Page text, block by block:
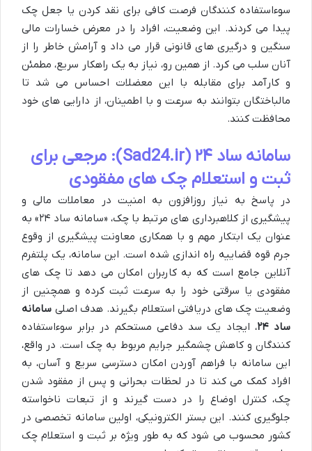
سوءاستفاده کنندگان فرصت کافی برای نقد کردن یا جعل چک
پیدا می کردند. این وضعیت، افراد را در معرض خسارات مالی
سنگین و درگیری های قانونی قرار می داد و آرامش خاطر را از
آنان سلب می کرد. از همین رو، نیاز به یک راهکار سریع، مطمئن
و کارآمد برای مقابله با این معضلات احساس می شد تا
مالباختگان بتوانند به سرعت و با اطمینان، از دارایی های خود
محافظت کنند.
سامانه ساد ۲۴ (Sad24.ir): مرجعی برای
ثبت و استعلام چک های مفقودی
در پاسخ به نیاز روزافزون به امنیت در معاملات مالی و
پیشگیری از کلاهبرداری های مرتبط با چک، «سامانه ساد ۲۴» به
عنوان یک ابتکار مهم و با همکاری معاونت پیشگیری از وقوع
جرم قوه قضاییه راه اندازی شده است. این سامانه، یک پلتفرم
آنلاین جامع است که به کاربران امکان می دهد تا چک های
مفقودی یا سرقتی خود را به سرعت ثبت کرده و همچنین از
وضعیت چک های دریافتی استعلام بگیرند. هدف اصلی سامانه
ساد ۲۴
، ایجاد یک سد دفاعی مستحکم در برابر سوءاستفاده
کنندگان و کاهش چشمگیر جرایم مربوط به چک است. در واقع،
این سامانه با فراهم آوردن امکان دسترسی سریع و آسان، به
افراد کمک می کند تا در لحظات بحرانی و پس از مفقود شدن
چک، کنترل اوضاع را در دست گیرند و از تبعات ناخواسته
جلوگیری کنند. این بستر الکترونیکی، اولین سامانه تخصصی در
کشور محسوب می شود که به طور ویژه بر ثبت و استعلام چک